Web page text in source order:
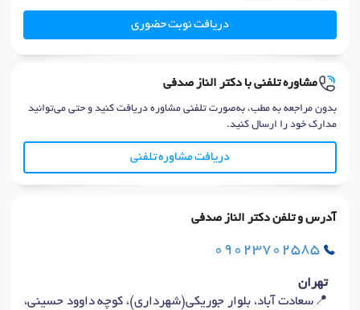
دریافت نوبت حضوری
مشاوره تلفنی با دکتر الناز صدفی
بدون مراجعه به مطب، به‌صورت تلفنی مشاوره دریافت کنید و حتی می‌توانید
مدارک خود را ارسال کنید.
دریافت مشاوره تلفنی
آدرس و تلفن دکتر الناز صدفی
09023702585
تهران
📍سعادت آباد، بلوار جوریکی(شهرداری)، کوچه داوود حسینی،